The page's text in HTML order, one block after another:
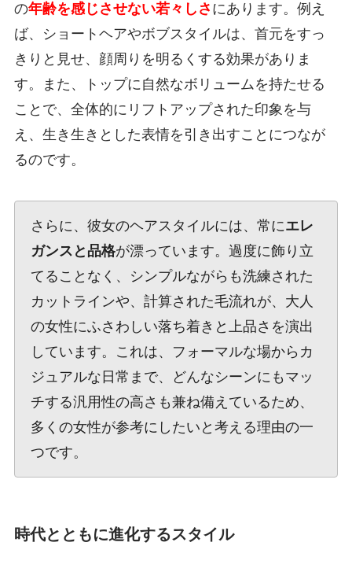
の年齢を感じさせない若々しさ にあります。例え
ば、ショートヘアやボブスタイルは、首元をすっ
きりと見せ、顔周りを明るくする効果がありま
す。また、トップに自然なボリュームを持たせる
ことで、全体的にリフトアップされた印象を与
え、生き生きとした表情を引き出すことにつなが
るのです。
さらに、彼女のヘアスタイルには、常にエレ
ガンスと品格が漂っています。過度に飾り立
てることなく、シンプルながらも洗練された
カットラインや、計算された毛流れが、大人
の女性にふさわしい落ち着きと上品さを演出
しています。これは、フォーマルな場からカ
ジュアルな日常まで、どんなシーンにもマッ
チする汎用性の高さも兼ね備えているため、
多くの女性が参考にしたいと考える理由の一
つです。
時代とともに進化するスタイル